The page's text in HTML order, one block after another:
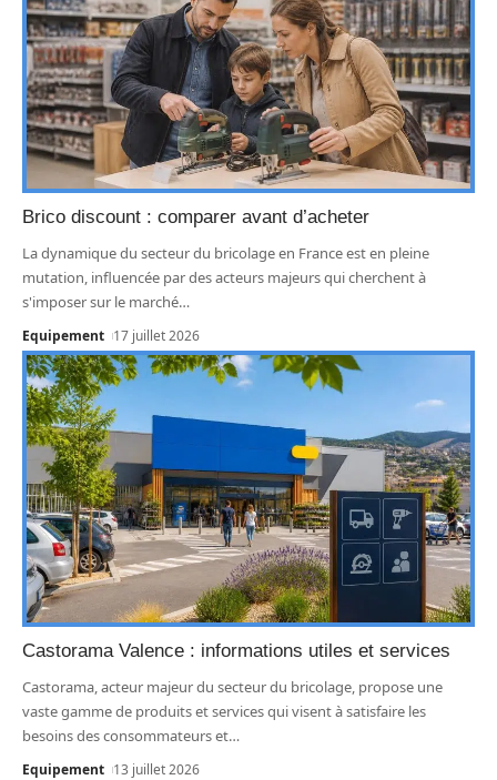
Brico discount : comparer avant d’acheter
La dynamique du secteur du bricolage en France est en pleine
mutation, influencée par des acteurs majeurs qui cherchent à
s'imposer sur le marché…
Equipement 17 juillet 2026
Castorama Valence : informations utiles et services
Castorama, acteur majeur du secteur du bricolage, propose une
vaste gamme de produits et services qui visent à satisfaire les
besoins des consommateurs et…
Equipement 13 juillet 2026